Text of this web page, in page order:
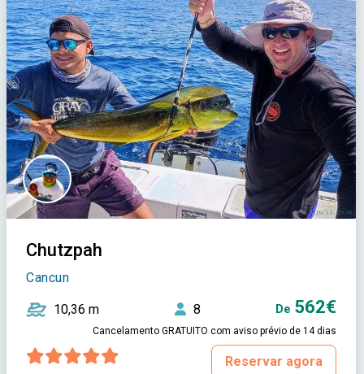
Chutzpah
Cancun
10,36 m 8 De 562€
Cancelamento GRATUITO com aviso prévio de 14 dias
Reservar agora